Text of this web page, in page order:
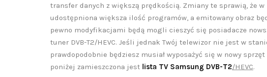
transfer danych z większą prędkością. Zmiany te sprawią, że
udostępniona większa ilość programów, a emitowany obraz
pewno modyfikacjami będą mogli cieszyć się posiadacze
tuner DVB-T2/HEVC. Jeśli jednak Twój telewizor nie jest w
prawdopodobnie będziesz musiał wyposażyć się w nowy
poniżej zamieszczona jest lista TV Samsung DVB-T2/HEVC.